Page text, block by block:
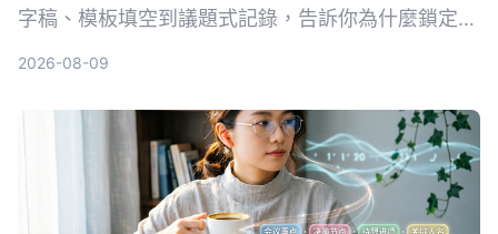
字稿、模板填空到議題式記錄，告訴你為什麼鎖定
2026-08-09